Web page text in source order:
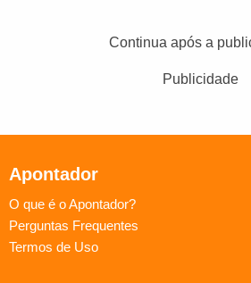
Continua após a
Publicidade
Apontador
O que é o Apontador?
Perguntas Frequentes
Termos de Uso